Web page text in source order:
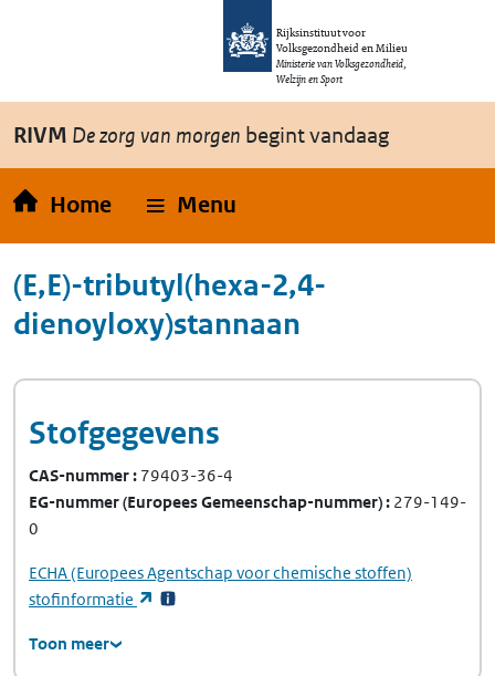
Overslaan en naar de inhoud gaan
Rijksinstituut voor
Volksgezondheid en Milieu
Ministerie van Volksgezondheid,
Welzijn en Sport
RIVM De zorg van morgen begint vandaag
Home Menu
(E,E)-tributyl(hexa-2,4-
dienoyloxy)stannaan
Stofgegevens
CAS-nummer 79403-36-4
EG-nummer(Europees Gemeenschap-nummer) 279-149-
0
ECHA(Europees Agentschap voor chemische stoffen)
stofinformatie
(opent in een nieuw tabblad)
Toon meer